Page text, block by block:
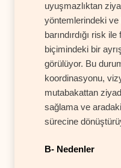
uyuşmazlıktan
yöntemlerindeki
barındırdığı risk
biçimindeki bir
görülüyor. Bu
koordinasyonu,
mutabakattan
sağlama ve
sürecine
B- Nedenler